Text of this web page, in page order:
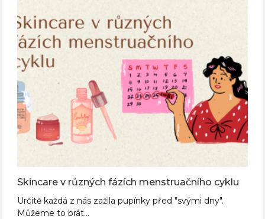
Skincare v různých fázích menstruačního cyklu
Určitě každá z nás zažila pupínky před "svými dny".
Můžeme to brát…